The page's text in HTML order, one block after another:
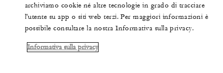
archiviamo cookie né altre tecnologie in grado di tracciare
l'utente su app o siti web terzi. Per maggiori informazioni è
possibile consultare la nostra Informativa sulla privacy.
Informativa sulla privacy